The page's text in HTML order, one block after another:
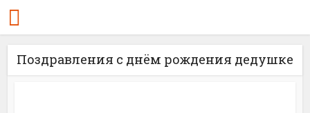
Поздравления с днём рождения дедушке